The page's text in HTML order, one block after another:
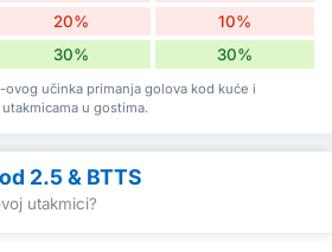
20% 10%
30% 30%
ovog učinka primanja golova kod kuće i
u gostima.
2.5 & BTTS
utakmici?